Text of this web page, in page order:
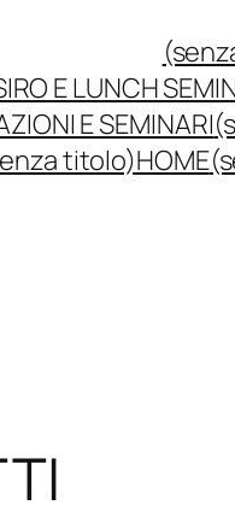
E LUNCH
E SEMINARI
titolo)HOME